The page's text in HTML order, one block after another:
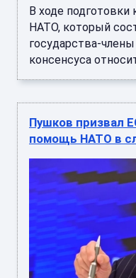
В ходе
НАТО, который
государства-
консенсуса
Пушков призвал
помощь НАТО в